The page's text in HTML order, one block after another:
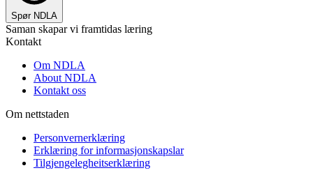
Spør NDLA
Saman skapar vi framtidas læring
Kontakt
Om NDLA
About NDLA
Kontakt oss
Om nettstaden
Personvernerklæring
Erklæring for informasjonskapslar
Tilgjengelegheitserklæring